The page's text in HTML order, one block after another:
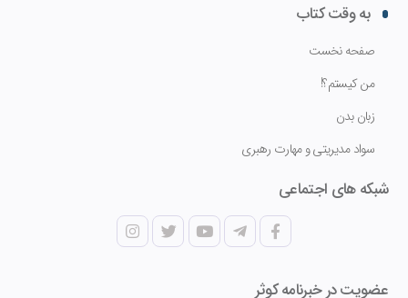
به وقت کتاب
صفحه نخست
من کیستم؟!
زبان بدن
سواد مدیریتی و مهارت رهبری
شبکه های اجتماعی
عضویت در خبرنامه کوثر